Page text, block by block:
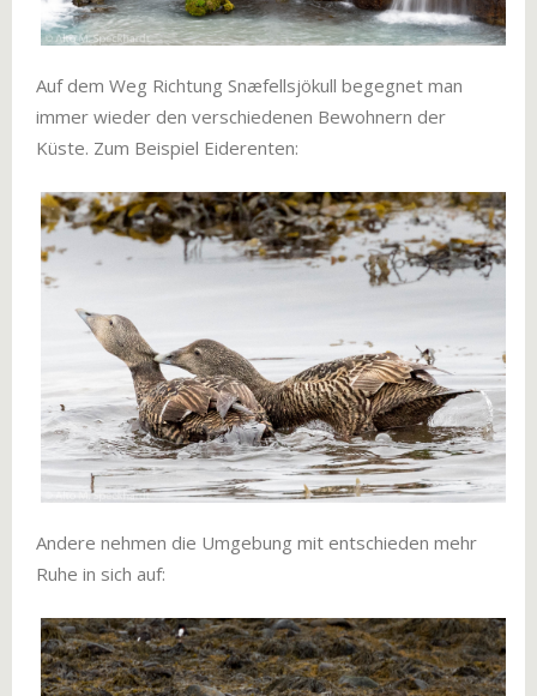
Auf dem Weg Richtung Snæfellsjökull begegnet man
immer wieder den verschiedenen Bewohnern der
Küste. Zum Beispiel Eiderenten:
Andere nehmen die Umgebung mit entschieden mehr
Ruhe in sich auf: